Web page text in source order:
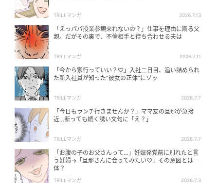
TRILLマンガ 2026.7.13
「えっパパ授業参観来れないの？」仕事を理由に断る父
親。だがその裏で、不倫相手と待ち合わせる夫は
TRILLマンガ 2026.7.11
「今から家行っていい？♡」入社二日目、追い詰められ
た新入社員が知った“彼女の正体”にゾッ
TRILLマンガ 2026.7.7
「今日もランチ行きませんか？」ママ友の旦那が急接
近…断っても続く誘い文句に「え？」
TRILLマンガ 2026.7.7
「お腹の子のお父さんって…」妊娠発覚前に別れたと言
う妊婦→「旦那さんに会ってみたい♡」その意図とは一
体？
TRILLマンガ 2026.7.3